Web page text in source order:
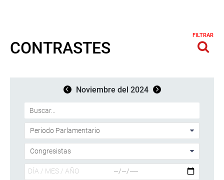
CONTRASTES
FILTRAR
Noviembre del 2024